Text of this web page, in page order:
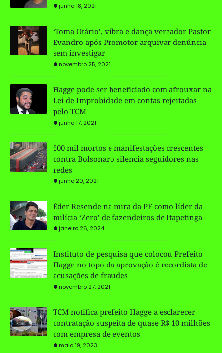
junho 18, 2021
‘Toma Otário’, vibra e dança vereador Pastor
Evandro após Promotor arquivar denúncia
sem investigar
novembro 25, 2021
Hagge pode ser beneficiado com afrouxar na
Lei de Improbidade em contas rejeitadas
pelo TCM
junho 17, 2021
500 mil mortos e manifestações crescentes
contra Bolsonaro silencia seguidores nas
redes
junho 20, 2021
Éder Resende na mira da PF como líder da
milícia ‘Zero’ de fazendeiros de Itapetinga
janeiro 26, 2024
Instituto de pesquisa que colocou Prefeito
Hagge no topo da aprovação é recordista de
acusações de fraudes
novembro 27, 2021
TCM notifica prefeito Hagge a esclarecer
contratação suspeita de quase R$ 10 milhões
com empresa de eventos
maio 19, 2023